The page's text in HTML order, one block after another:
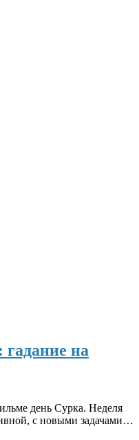
гадание на
день Сурка. Неделя
с новыми задачами…